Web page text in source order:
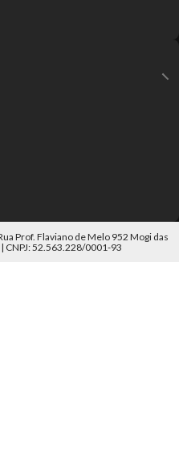
Prof. Flaviano de Melo 952 Mogi das
CNPJ: 52.563.228/0001-93